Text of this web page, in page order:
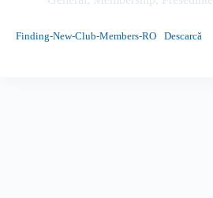
Finding-New-Club-Members-RO Descarcă